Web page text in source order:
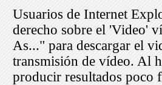
Usuarios de Internet
derecho sobre el 'Video'
As..." para descargar el
transmisión de vídeo. Al
producir resultados poco